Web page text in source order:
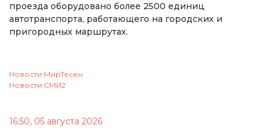
проезда оборудовано более 2500 единиц
автотранспорта, работающего на городских и
пригородных маршрутах.
Новости МирТесен
Новости СМИ2
16:50, 05 августа 2026